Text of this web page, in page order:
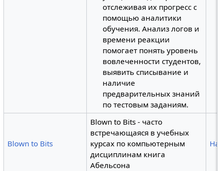
отслеживая их прогресс с
помощью аналитики
обучения. Анализ логов и
времени реакции
помогает понять уровень
вовлеченности студентов,
выявить списывание и
наличие
предварительных знаний
по тестовым заданиям.
Blown to Bits
Blown to Bits - часто
встречающаяся в учебных
курсах по компьютерным
дисциплинам книга
Абельсона